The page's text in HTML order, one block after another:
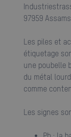
97959
Les piles et accumulateurs qui nécessitent un
étiquetage
une poubelle
du métal
comme
Les signes